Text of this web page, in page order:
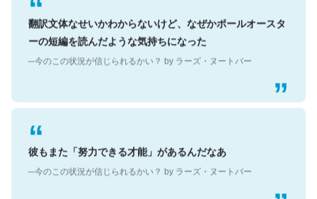
翻訳文体なせいかわからないけど、なぜかポールオースタ
ーの短編を読んだような気持ちになった
─今のこの状況が信じられるかい？ by ラーズ・ヌートバー
彼もまた「努力できる才能」があるんだなあ
─今のこの状況が信じられるかい？ by ラーズ・ヌートバー